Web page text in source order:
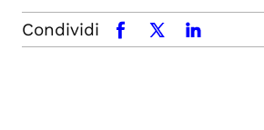
Condividi facebookx.comlinkedin